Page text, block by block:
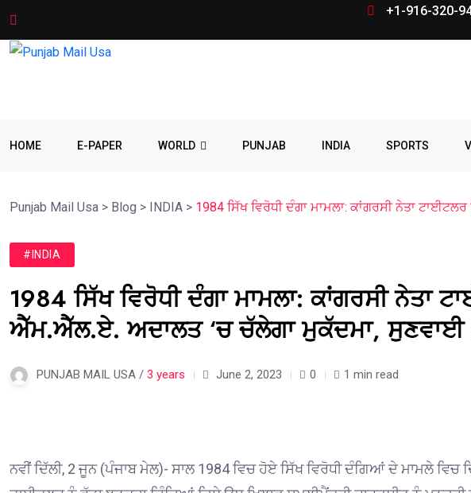
+1-916-320-
HOME E-PAPER WORLD PUNJAB INDIA SPORTS
Punjab Mail Usa > Blog > INDIA > 1984 ਸਿੱਖ ਵਿਰੋਧੀ ਦੰਗਾ ਮਾਮਲਾ: ਕਾਂਗਰਸੀ ਨੇਤਾ
#INDIA
1984 ਸਿੱਖ ਵਿਰੋਧੀ ਦੰਗਾ ਮਾਮਲਾ: ਕਾਂਗਰਸੀ ਨੇਤਾ
ਐੱਮ.ਐੱਲ.ਏ. ਅਦਾਲਤ ‘ਚ ਚੱਲੇਗਾ ਮੁਕੱਦਮਾ, ਸੁਣਵਾਈ
PUNJAB MAIL USA / 3 years June 2, 2023 0 1 min read
ਨਵੀਂ ਦਿੱਲੀ, 2 ਜੂਨ (ਪੰਜਾਬ ਮੇਲ)- ਸਾਲ 1984 ਵਿਚ ਹੋਏ ਸਿੱਖ ਵਿਰੋਧੀ ਦੰਗਿਆਂ ਦੇ ਮਾਮਲੇ